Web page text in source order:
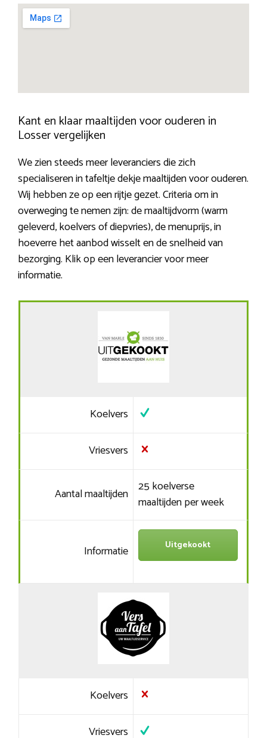
Kant en klaar maaltijden voor ouderen in
Losser vergelijken
We zien steeds meer leveranciers die zich
specialiseren in tafeltje dekje maaltijden voor ouderen.
Wij hebben ze op een rijtje gezet. Criteria om in
overweging te nemen zijn: de maaltijdvorm (warm
geleverd, koelvers of diepvries), de menuprijs, in
hoeverre het aanbod wisselt en de snelheid van
bezorging. Klik op een leverancier voor meer
informatie.
Koelvers
Vriesvers
Aantal maaltijden 25 koelverse
maaltijden per week
Informatie Uitgekookt
Koelvers
Vriesvers